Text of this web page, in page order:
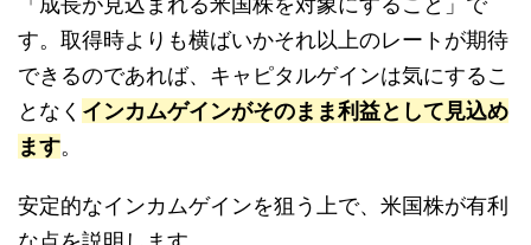
す。取得時よりも横ばいかそれ以上のレートが期待
できるのであれば、キャピタルゲインは気にするこ
となく インカムゲインがそのまま利益として見込め
ます。
安定的なインカムゲインを狙う上で、米国株が有利